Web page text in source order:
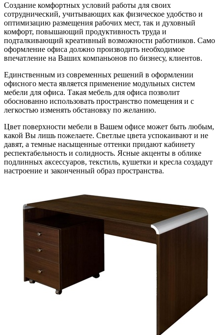
Создание комфортных условий работы для своих
сотруднический, учитывающих как физическое удобство и
оптимизацию размещения рабочих мест, так и духовный
комфорт, повышающий продуктивность труда и
подталкивающий креативный возможности работников. Само
оформление офиса должно производить необходимое
впечатление на Ваших компаньонов по бизнесу, клиентов.
Единственным из современных решений в оформлении
офисного места является применение модульных систем
мебели для офиса. Такая мебель для офиса позволит
обоснованно использовать пространство помещения и с
легкостью изменять обстановку по желанию.
Цвет поверхности мебели в Вашем офисе может быть любым,
какой Вы лишь пожелаете. Светлые цвета успокаивают и не
давят, а темные насыщенные оттенки придают кабинету
респектабельность и солидность. Ясные акценты в облике
подлинных аксессуаров, текстиль, кушетки и кресла создадут
настроение и законченный образ пространства.